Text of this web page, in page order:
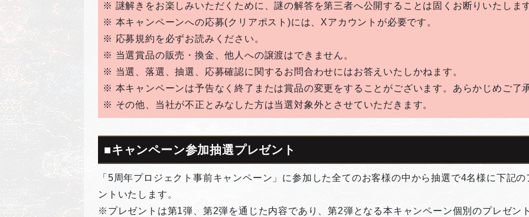
※ 謎解きをお楽しみいただくために、謎の解答を第三者へ公開することは固くお断りいたしま
※ 本キャンペーンへの応募(クリアポスト)には、Xアカウントが必要です。
※ 応募規約を必ずお読みください。
※ 当選賞品の販売・換金、他人への譲渡はできません。
※ 当選、落選、抽選、応募確認に関するお問合わせにはお答えいたしかねます。
※ 本キャンペーンは予告なく終了または賞品の変更をすることがございます。あらかじめご了
※ その他、当社が不正とみなした方は当選対象外とさせていただきます。
■キャンペーン参加抽選プレゼント
「5周年プロジェクト事前キャンペーン」に参加した全てのお客様の中から抽選で4名様に下記
ントいたします。
※プレゼントは第1弾、第2弾を通じた内容であり、第2弾となる本キャンペーン個別のプレゼン